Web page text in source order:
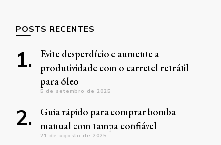
POSTS RECENTES
Evite desperdício e aumente a
produtividade com o carretel retrátil
para óleo
5 de setembro de 2025
Guia rápido para comprar bomba
manual com tampa confiável
21 de agosto de 2025